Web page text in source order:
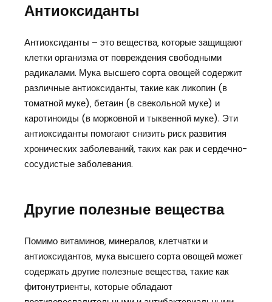
Антиоксиданты
Антиоксиданты – это вещества‚ которые защищают
клетки организма от повреждения свободными
радикалами. Мука высшего сорта овощей содержит
различные антиоксиданты‚ такие как ликопин (в
томатной муке)‚ бетаин (в свекольной муке) и
каротиноиды (в морковной и тыквенной муке). Эти
антиоксиданты помогают снизить риск развития
хронических заболеваний‚ таких как рак и сердечно-
сосудистые заболевания.
Другие полезные вещества
Помимо витаминов‚ минералов‚ клетчатки и
антиоксидантов‚ мука высшего сорта овощей может
содержать другие полезные вещества‚ такие как
фитонутриенты‚ которые обладают